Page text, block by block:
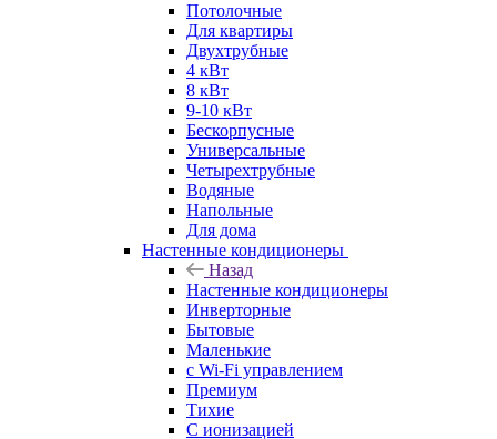
Потолочные
Для квартиры
Двухтрубные
4 кВт
8 кВт
9-10 кВт
Бескорпусные
Универсальные
Четырехтрубные
Водяные
Напольные
Для дома
Настенные кондиционеры
Назад
Настенные кондиционеры
Инверторные
Бытовые
Маленькие
с Wi-Fi управлением
Премиум
Тихие
С ионизацией